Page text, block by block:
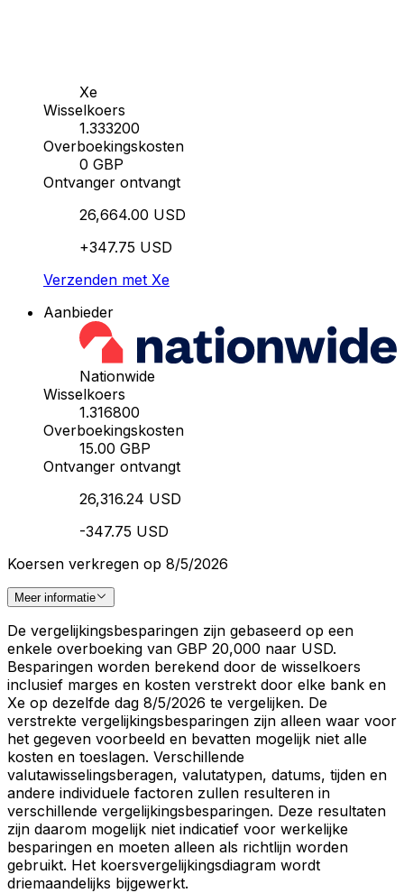
Xe
Wisselkoers
1.333200
Overboekingskosten
0 GBP
Ontvanger ontvangt
26,664.00 USD
+347.75 USD
Verzenden met Xe
Aanbieder
Nationwide
Wisselkoers
1.316800
Overboekingskosten
15.00 GBP
Ontvanger ontvangt
26,316.24 USD
-347.75 USD
Koersen verkregen op 8/5/2026
Meer informatie
De vergelijkingsbesparingen zijn gebaseerd op een
enkele overboeking van GBP 20,000 naar USD.
Besparingen worden berekend door de wisselkoers
inclusief marges en kosten verstrekt door elke bank en
Xe op dezelfde dag 8/5/2026 te vergelijken. De
verstrekte vergelijkingsbesparingen zijn alleen waar voor
het gegeven voorbeeld en bevatten mogelijk niet alle
kosten en toeslagen. Verschillende
valutawisselingsberagen, valutatypen, datums, tijden en
andere individuele factoren zullen resulteren in
verschillende vergelijkingsbesparingen. Deze resultaten
zijn daarom mogelijk niet indicatief voor werkelijke
besparingen en moeten alleen als richtlijn worden
gebruikt. Het koersvergelijkingsdiagram wordt
driemaandelijks bijgewerkt.